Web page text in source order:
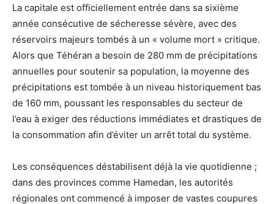
La capitale est officiellement entrée dans sa sixième
année consécutive de sécheresse sévère, avec des
réservoirs majeurs tombés à un « volume mort » critique.
Alors que Téhéran a besoin de 280 mm de précipitations
annuelles pour soutenir sa population, la moyenne des
précipitations est tombée à un niveau historiquement bas
de 160 mm, poussant les responsables du secteur de
l’eau à exiger des réductions immédiates et drastiques de
la consommation afin d’éviter un arrêt total du système.
Les conséquences déstabilisent déjà la vie quotidienne ;
dans des provinces comme Hamedan, les autorités
régionales ont commencé à imposer de vastes coupures